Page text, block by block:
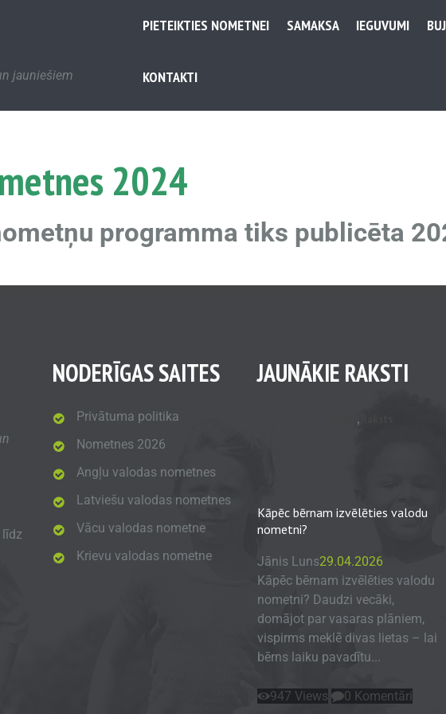
jauniešiem
PIETEIKTIES NOMETNEI SAMAKSA IEGUVUMI BUJ
KONTAKTI
2024
programma tiks publicēta
NODERĪGAS SAITES
Privātuma politika
Nometnes 2026
Angļu valodas nometnes
Latviešu valodas nometnes
Vācu valodas nometne
Krievu valodas nometne
JAUNĀKIE RAKSTI
,
Kāpēc bērnam izvēlēties valodu
nometni?
Jānis Luns29.04.2026
Kāpēc bērnam izvēlēties valodu
nometni? Daudzi vecāki,
domājot par vasaras plāniem,
vispirms meklē divas lietas – lai
bērns laiku pavadītu...
947 Views 0 Komentāri